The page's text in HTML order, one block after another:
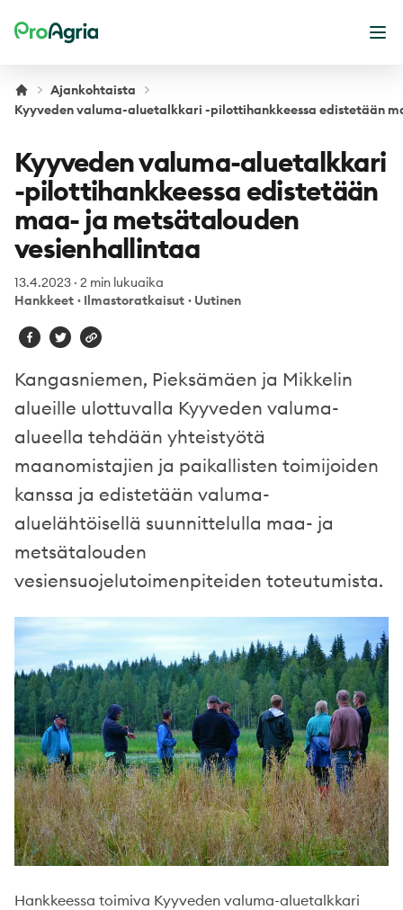
ProAgria
Ajankohtaista
Kyyveden valuma-aluetalkkari -pilottihankkeessa edistetään
Kyyveden valuma-aluetalkkari
-pilottihankkeessa edistetään
maa- ja metsätalouden
vesienhallintaa
13.4.2023 · 2 min lukuaika
Hankkeet · Ilmastoratkaisut · Uutinen
Kangasniemen, Pieksämäen ja Mikkelin
alueille ulottuvalla Kyyveden valuma-
alueella tehdään yhteistyötä
maanomistajien ja paikallisten toimijoiden
kanssa ja edistetään valuma-
aluelähtöisellä suunnittelulla maa- ja
metsätalouden
vesiensuojelutoimenpiteiden toteutumista.
Hankkeessa toimiva Kyyveden valuma-aluetalkkari